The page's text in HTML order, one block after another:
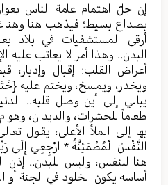
إن جلّ اهتمام عامة الناس
بصداع بسيط؛ فيذهب هنا
أرقى المستشفيات في بلاد
البدن.. وهذا أمر لا يعاتب عليه
أعراض القلب: إقبال
ويخدر، ويمسخ، ويختم عليه {خَتَمَ
يبالي إلى أين وصل قلبه..
طعاماً للحشرات، والديدان،
بها إلى الملأ الأعلى، يقول
النَّفْسُ الْمُطْمَئِنَّةُ * ارْجِعِي إِلَى
هنا للنفس، وليس للبدن.. إذن
أساسه يكون الخلود في الجنة أو